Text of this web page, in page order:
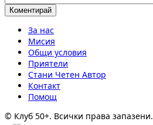
За нас
Мисия
Общи условия
Приятели
Стани Четен Автор
Контакт
Помощ
© Клуб 50+. Всички права запазени.